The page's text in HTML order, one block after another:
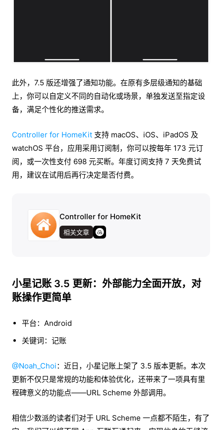
此外，7.5 版还增强了通知功能。在原有多层级通知的基础
上，你可以自定义不同的自动化或场景，单独发送至指定设
备，满足个性化的推送需求。
Controller for HomeKit 支持 macOS、iOS、iPadOS 及
watchOS 平台，应用采用订阅制，你可以按每年 173 元订
阅，或一次性支付 698 元买断。年度订阅支持 7 天免费试
用，建议在试用后再行决定是否付费。
Controller for HomeKit
相关文章
小星记账 3.5 更新：外部能力全面开放，对
账操作更简单
平台：Android
关键词：记账
@Noah_Choi：近日，小星记账上架了 3.5 版本更新。本次
更新不仅只是常规的功能和体验优化，还带来了一项具有里
程碑意义的功能点——URL Scheme 外部调用。
相信少数派的读者们对于 URL Scheme 一点都不陌生，有了